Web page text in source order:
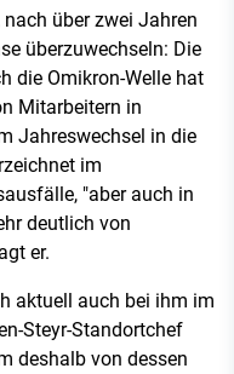
über zwei Jahren
überzuwechseln: Die
die Omikron-Welle hat
Mitarbeitern in
Jahreswechsel in die
im
"aber auch in
deutlich von
er.
aktuell auch bei ihm im
Steyr-Standortchef
deshalb von dessen